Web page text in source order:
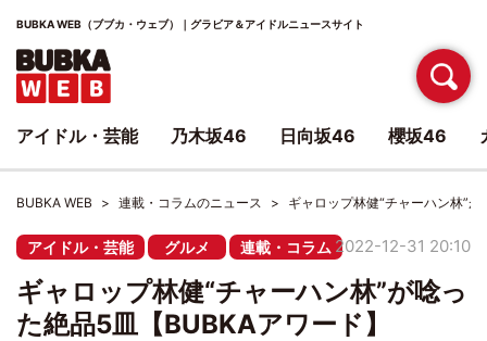
BUBKA WEB（ブブカ・ウェブ）｜グラビア＆アイドルニュースサイト
BUBKA WEB 連載・コラムのニュース ギャロップ林健“チャーハン林”
アイドル・芸能 グルメ 連載・コラム 2022-12-31 20:10
ギャロップ林健“チャーハン林”が唸っ
た絶品5皿【BUBKAアワード】
アイドル・芸能 乃木坂46 日向坂46 櫻坂46